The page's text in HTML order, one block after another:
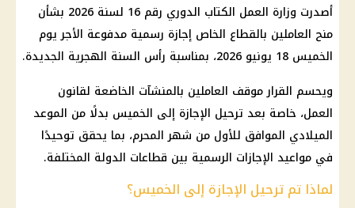
أصدرت وزارة العمل الكتاب الدوري رقم 16 لسنة 2026 بشأن
منح العاملين بالقطاع الخاص إجازة رسمية مدفوعة الأجر يوم
الخميس 18 يونيو 2026، بمناسبة رأس السنة الهجرية الجديدة.
ويحسم القرار موقف العاملين بالمنشآت الخاضعة لقانون
العمل، خاصة بعد ترحيل الإجازة إلى الخميس بدلًا من الموعد
الميلادي الموافق للأول من شهر المحرم، بما يحقق توحيدًا
في مواعيد الإجازات الرسمية بين قطاعات الدولة المختلفة.
لماذا تم ترحيل الإجازة إلى الخميس؟